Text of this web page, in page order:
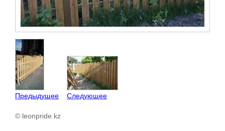
Предыдущее Следующее
© leonpride.kz